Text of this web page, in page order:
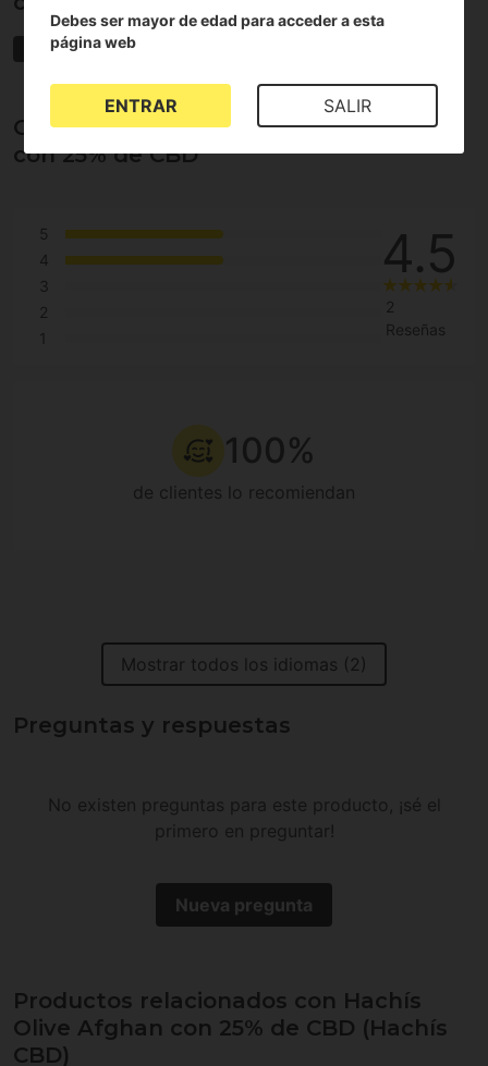
Deli Hemp
Opiniones sobre Hachís Olive Afghan
con 25% de CBD
5
4
3
2
1
4.5
2
Reseñas
100%
de clientes lo recomiendan
Mostrar todos los idiomas (2)
Preguntas y respuestas
No existen preguntas para este producto, ¡sé el
primero en preguntar!
Nueva pregunta
Productos relacionados con Hachís
Olive Afghan con 25% de CBD (Hachís
CBD)
Debes ser mayor de edad para acceder a esta
página web
ENTRAR SALIR